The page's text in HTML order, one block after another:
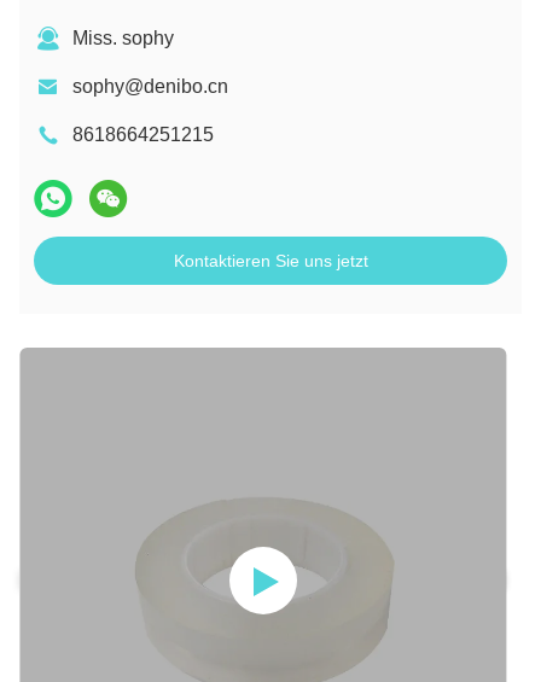
Miss. sophy
sophy@denibo.cn
8618664251215
Kontaktieren Sie uns jetzt